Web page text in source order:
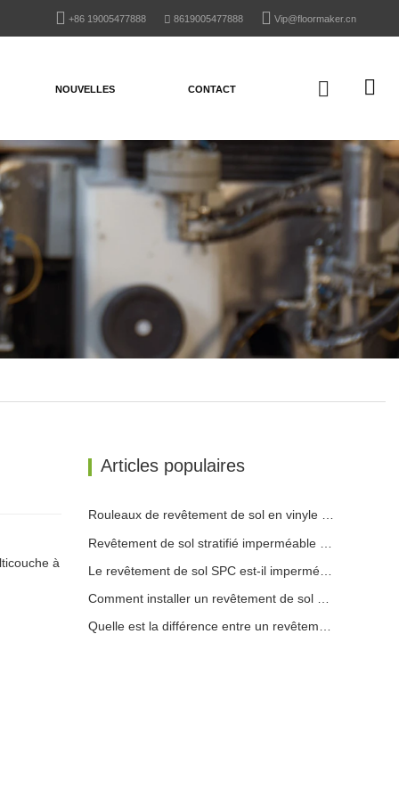
+86 19005477888 8619005477888 Vip@floormaker.cn
NOUVELLES CONTACT
à
Articles populaires
Rouleaux de revêtement de sol en vinyle commercial
Le revêtement de sol SPC est-il imperméable pour les salles de bains
Quelle est la différence entre un revêtement de sol SPC et un revêtement de sol WPC